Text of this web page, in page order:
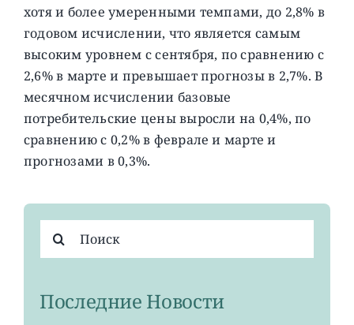
хотя и более умеренными темпами, до 2,8% в
годовом исчислении, что является самым
высоким уровнем с сентября, по сравнению с
2,6% в марте и превышает прогнозы в 2,7%. В
месячном исчислении базовые
потребительские цены выросли на 0,4%, по
сравнению с 0,2% в феврале и марте и
прогнозами в 0,3%.
поиска:
Последние Новости